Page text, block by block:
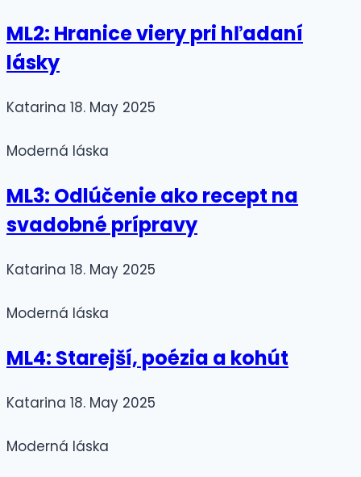
ML2: Hranice viery pri hľadaní
lásky
Katarina 18. May 2025
Moderná láska
ML3: Odlúčenie ako recept na
svadobné prípravy
Katarina 18. May 2025
Moderná láska
ML4: Starejší, poézia a kohút
Katarina 18. May 2025
Moderná láska